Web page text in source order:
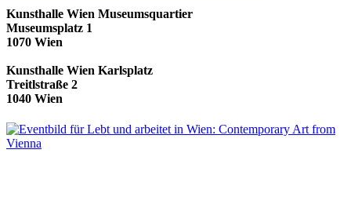
Kunsthalle Wien Museumsquartier
Museumsplatz 1
1070 Wien
Kunsthalle Wien Karlsplatz
Treitlstraße 2
1040 Wien